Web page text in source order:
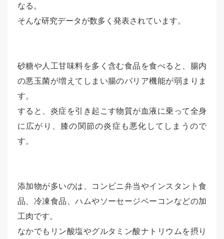
なる。
そんな研究データが数多く発表されています。
砂糖や人工甘味料を多く含む食品を食べると、腸内
の悪玉菌が増えてしまい腸のバリア機能が弱まりま
す。
すると、炎症を引き起こす物質が血液に乗って全身
に広がり、膝の関節の炎症も悪化してしまうので
す。
添加物が多いのは、コンビニ弁当やインスタント食
品、冷凍食品、ハムやソーセージベーコンなどの加
工肉です。
なかでもリン酸塩やグルタミン酸ナトリウムを摂り